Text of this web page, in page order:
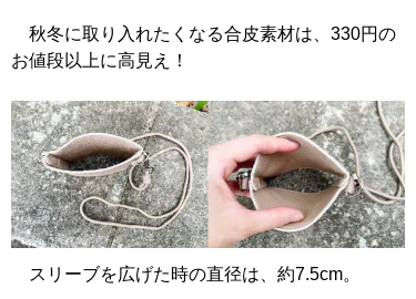
秋冬に取り入れたくなる合皮素材は、330円の
お値段以上に高見え！
スリーブを広げた時の直径は、約7.5cm。